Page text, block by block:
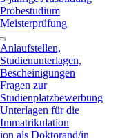
Probestudium
Meisterprüfung
Anlaufstellen,
Studienunterlagen,
Bescheinigungen
Fragen zur
Studienplatzbewerbung
Unterlagen für die
Immatrikulation
als Doktorand/in